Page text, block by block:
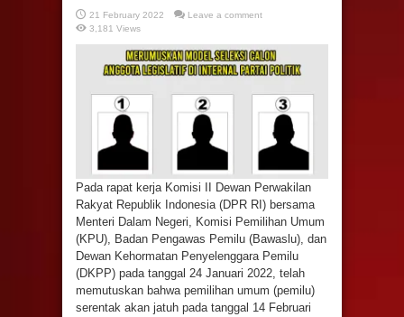
21 February 2022
Leave a comment
3,181 Views
Pada rapat kerja Komisi II Dewan Perwakilan
Rakyat Republik Indonesia (DPR RI) bersama
Menteri Dalam Negeri, Komisi Pemilihan Umum
(KPU), Badan Pengawas Pemilu (Bawaslu), dan
Dewan Kehormatan Penyelenggara Pemilu
(DKPP) pada tanggal 24 Januari 2022, telah
memutuskan bahwa pemilihan umum (pemilu)
serentak akan jatuh pada tanggal 14 Februari